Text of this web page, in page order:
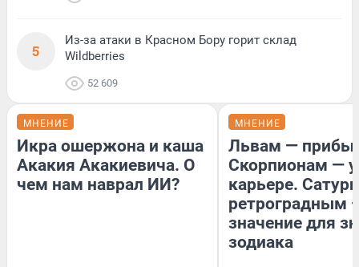
5
Из-за атаки в Красном Бору горит склад
Wildberries
52 609
МНЕНИЕ
Икра ошержона и каша
Акакия Акакиевича. О
чем нам наврал ИИ?
МНЕНИЕ
Львам —
Скорпионам —
карьере.
ретроградным
значение для
зодиака